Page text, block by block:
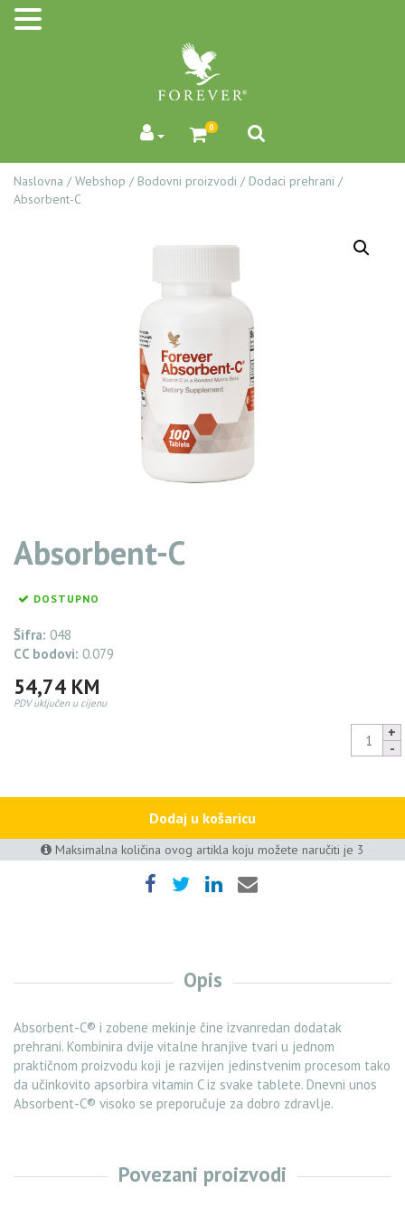
0
Naslovna / Webshop / Bodovni proizvodi / Dodaci prehrani /
Absorbent-C
Absorbent-C
DOSTUPNO
Šifra: 048
CC bodovi: 0.079
54,74 KM
PDV uključen u cijenu
C
Dodaj u košaricu
Maksimalna količina ovog artikla koju možete naručiti je 3
Opis
Absorbent-C® i zobene mekinje čine izvanredan dodatak
prehrani. Kombinira dvije vitalne hranjive tvari u jednom
praktičnom proizvodu koji je razvijen jedinstvenim procesom tako
da učinkovito apsorbira vitamin C iz svake tablete. Dnevni unos
Absorbent-C® visoko se preporučuje za dobro zdravlje.
Povezani proizvodi